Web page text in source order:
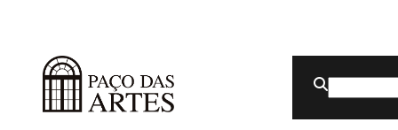
Buscar
por: